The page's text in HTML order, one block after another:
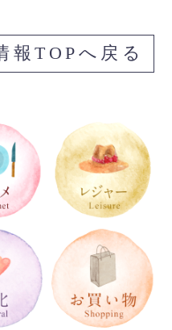
報TOPへ戻る